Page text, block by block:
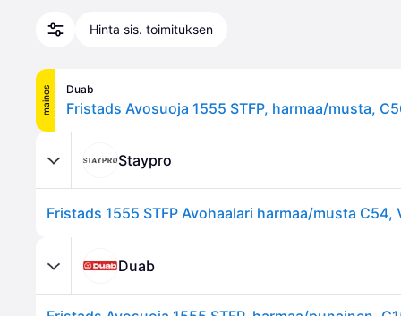
Hinta sis. toimituksen
mainos Duab
Fristads Avosuoja 1555 STFP, harmaa/musta,
Staypro
Fristads 1555 STFP Avohaalari harmaa/musta C54,
Duab